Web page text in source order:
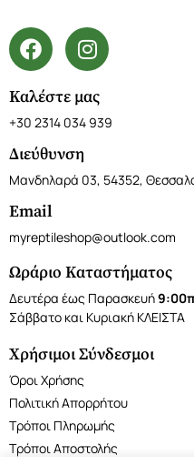
Καλέστε μας
+30 2314 034 939
Διεύθυνση
Μανδηλαρά 03, 54352,
Email
myreptileshop@outlook.com
Ωράριο Καταστήματος
Δευτέρα έως Παρασκευή
Σάββατο και Κυριακή ΚΛΕΙΣΤΑ
Χρήσιμοι Σύνδεσμοι
Όροι Χρήσης
Πολιτική Απορρήτου
Τρόποι Πληρωμής
Τρόποι Αποστολής